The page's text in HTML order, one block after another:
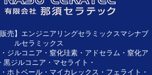
売】エンジニアリングセラミックスマシナブ
ルセラミックス
ジルコニア・窒化珪素・アドセラム・窒化ア
黒ジルコニア・マセライト・
ル・マイカレックス・フェライト・